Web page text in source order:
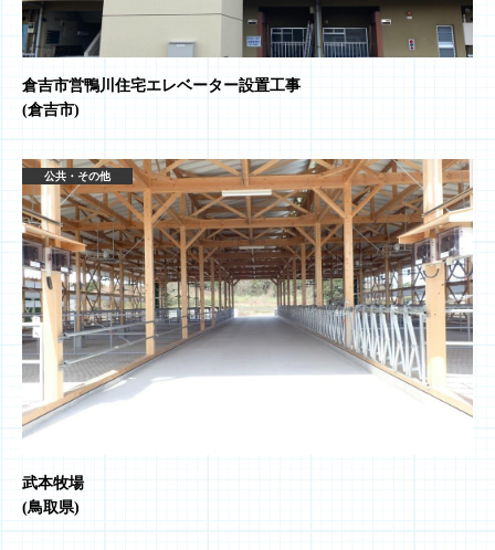
倉吉市営鴨川住宅エレベーター設置工事
(倉吉市)
公共・その他
武本牧場
(鳥取県)